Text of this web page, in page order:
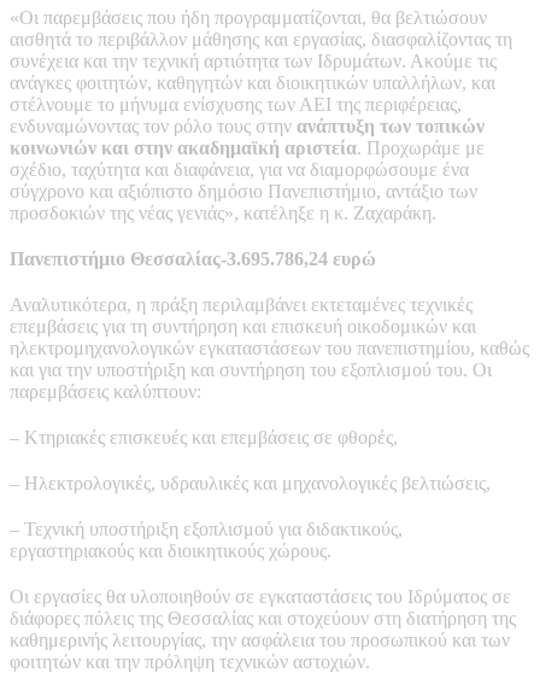
«Οι παρεμβάσεις που ήδη προγραμματίζονται, θα βελτιώσουν
αισθητά το περιβάλλον μάθησης και εργασίας, διασφαλίζοντας τη
συνέχεια και την τεχνική αρτιότητα των Ιδρυμάτων. Ακούμε τις
ανάγκες φοιτητών, καθηγητών και διοικητικών υπαλλήλων, και
στέλνουμε το μήνυμα ενίσχυσης των ΑΕΙ της περιφέρειας,
ενδυναμώνοντας τον ρόλο τους στην ανάπτυξη των τοπικών
κοινωνιών και στην ακαδημαϊκή αριστεία. Προχωράμε με
σχέδιο, ταχύτητα και διαφάνεια, για να διαμορφώσουμε ένα
σύγχρονο και αξιόπιστο δημόσιο Πανεπιστήμιο, αντάξιο των
προσδοκιών της νέας γενιάς», κατέληξε η κ. Ζαχαράκη.
Πανεπιστήμιο Θεσσαλίας-3.695.786,24 ευρώ
Αναλυτικότερα, η πράξη περιλαμβάνει εκτεταμένες τεχνικές
επεμβάσεις για τη συντήρηση και επισκευή οικοδομικών και
ηλεκτρομηχανολογικών εγκαταστάσεων του πανεπιστημίου, καθώς
και για την υποστήριξη και συντήρηση του εξοπλισμού του. Οι
παρεμβάσεις καλύπτουν:
– Κτηριακές επισκευές και επεμβάσεις σε φθορές,
– Ηλεκτρολογικές, υδραυλικές και μηχανολογικές βελτιώσεις,
– Τεχνική υποστήριξη εξοπλισμού για διδακτικούς,
εργαστηριακούς και διοικητικούς χώρους.
Οι εργασίες θα υλοποιηθούν σε εγκαταστάσεις του Ιδρύματος σε
διάφορες πόλεις της Θεσσαλίας και στοχεύουν στη διατήρηση της
καθημερινής λειτουργίας, την ασφάλεια του προσωπικού και των
φοιτητών και την πρόληψη τεχνικών αστοχιών.